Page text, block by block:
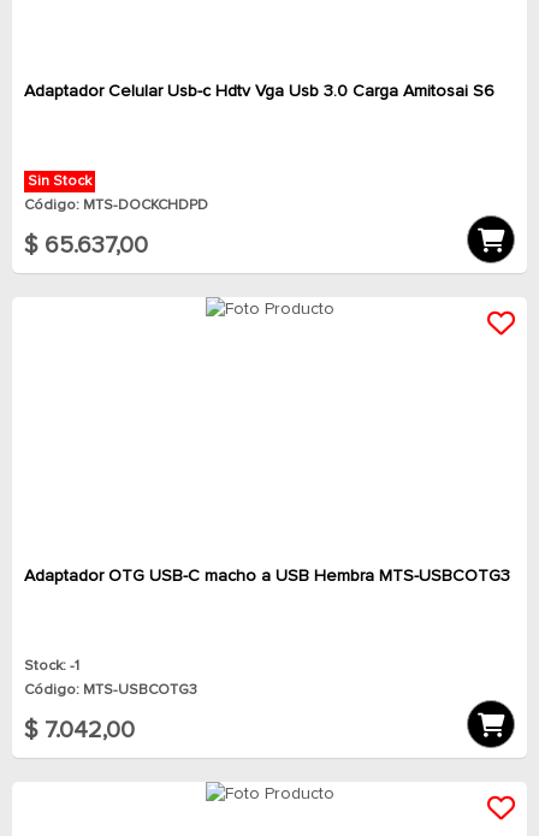
Adaptador Celular Usb-c Hdtv Vga Usb 3.0 Carga Amitosai S6
Sin Stock
Código: MTS-DOCKCHDPD
$ 65.637,00
Adaptador OTG USB-C macho a USB Hembra MTS-USBCOTG3
Stock: -1
Código: MTS-USBCOTG3
$ 7.042,00